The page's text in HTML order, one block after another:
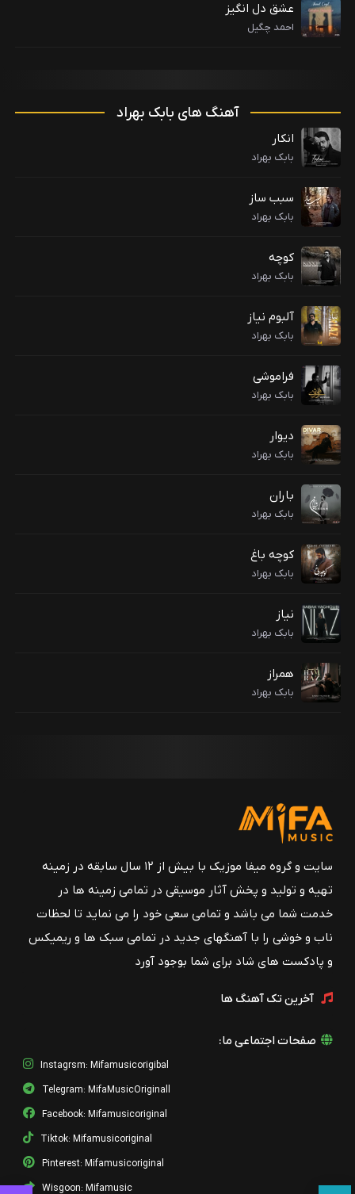
عشق دل انگیز
احمد چگیل
آهنگ های بابک بهراد
انکار
بابک بهراد
سبب ساز
بابک بهراد
کوچه
بابک بهراد
آلبوم نیاز
بابک بهراد
فراموشی
بابک بهراد
دیوار
بابک بهراد
باران
بابک بهراد
کوچه باغ
بابک بهراد
نیاز
بابک بهراد
همراز
بابک بهراد
سایت و گروه میفا موزیک با بیش از ۱۲ سال سابقه در زمینه
تهیه و تولید و پخش آثار موسیقی در تمامی زمینه ها در
خدمت شما می باشد و تمامی سعی خود را می نماید تا لحظات
ناب و خوشی را با آهنگهای جدید در تمامی سبک ها و ریمیکس
و پادکست های شاد برای شما بوجود آورد
آخرین تک آهنگ ها
صفحات اجتماعی ما:
Instagrsm: Mifamusicorigibal
Telegram: MifaMusicOriginall
Facebook: Mifamusicoriginal
Tiktok: Mifamusicoriginal
Pinterest: Mifamusicoriginal
Wisgoon: Mifamusic